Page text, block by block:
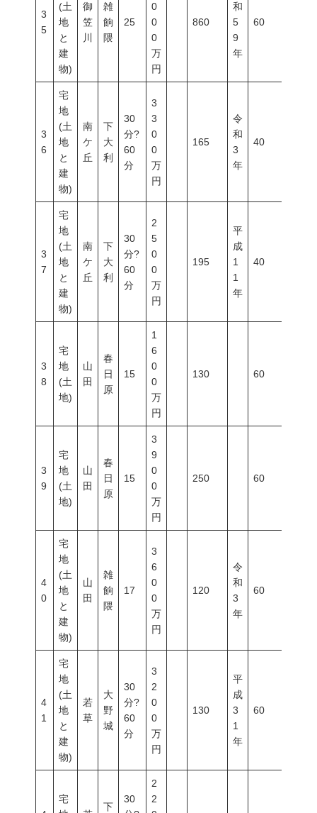
3
5
(土
地
と
建
物)
御
笠
川
雑
餉
隈
25
0
0
0
万
円
860
和
5
9
年
60
3
6
宅
地
(土
地
と
建
物)
南
ケ
丘
下
大
利
30
分?
60
分
3
3
0
0
万
円
165
令
和
3
年
40
3
7
宅
地
(土
地
と
建
物)
南
ケ
丘
下
大
利
30
分?
60
分
2
5
0
0
万
円
195
平
成
1
1
年
40
3
8
宅
地
(土
地)
山
田
春
日
原
15
1
6
0
0
万
円
130 60
3
9
宅
地
(土
地)
山
田
春
日
原
15
3
9
0
0
万
円
250 60
4
0
宅
地
(土
地
と
建
物)
山
田
雑
餉
隈
17
3
6
0
0
万
円
120
令
和
3
年
60
4
1
宅
地
(土
地
と
建
物)
若
草
大
野
城
30
分?
60
分
3
2
0
0
万
円
130
平
成
3
1
年
60
宅
下
30
2
2